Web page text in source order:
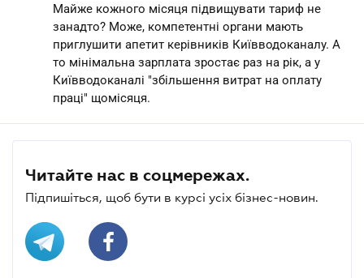
Майже кожного місяця підвищувати тариф не
занадто? Може, компетентні органи мають
приглушити апетит керівників Київводоканалу. А
то мінімальна зарплата зростає раз на рік, а у
Київводоканалі "збільшення витрат на оплату
праці" щомісяця.
Читайте нас в соцмережах.
Підпишіться, щоб бути в курсі усіх бізнес-новин.